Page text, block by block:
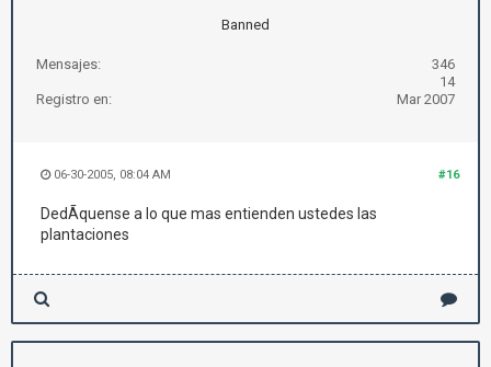
Banned
Mensajes:
346
14
Registro en:
Mar 2007
#16
06-30-2005, 08:04 AM
DedÃ­quense a lo que mas entienden ustedes las
plantaciones